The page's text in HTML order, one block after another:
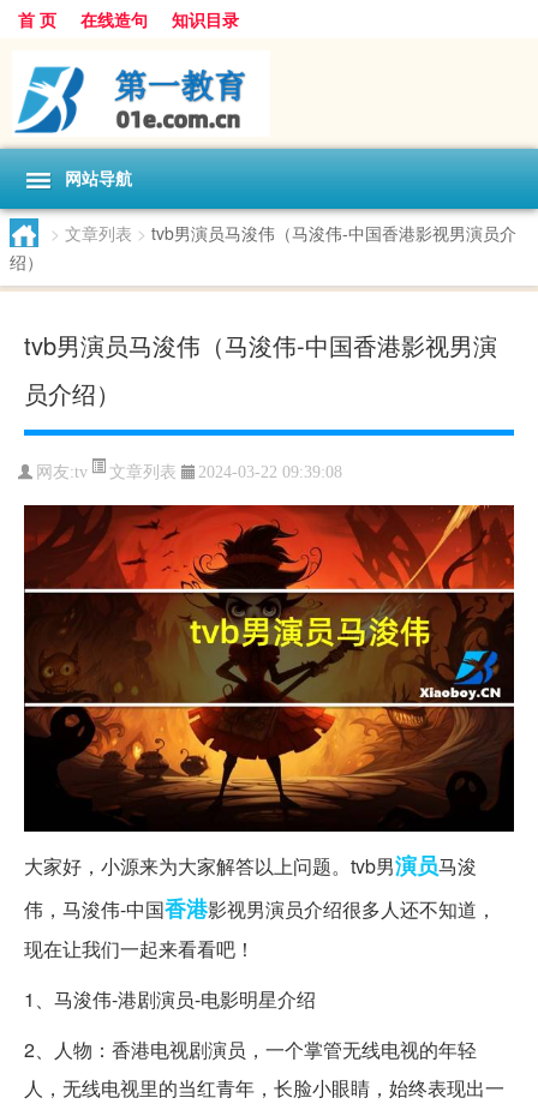
首 页 在线造句 知识目录
网站导航
> 文章列表 > tvb男演员马浚伟（马浚伟-中国香港影视男演员介
绍）
tvb男演员马浚伟（马浚伟-中国香港影视男演
员介绍）
网友:tv 文章列表 2024-03-22 09:39:08
大家好，小源来为大家解答以上问题。tvb男演员马浚
伟，马浚伟-中国香港影视男演员介绍很多人还不知道，
现在让我们一起来看看吧！
1、马浚伟-港剧演员-电影明星介绍
2、人物：香港电视剧演员，一个掌管无线电视的年轻
人，无线电视里的当红青年，长脸小眼睛，始终表现出一